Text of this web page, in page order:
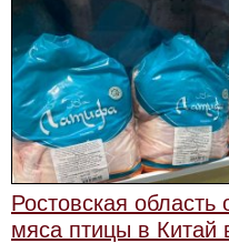
Ростовская
мяса птицы в Китай